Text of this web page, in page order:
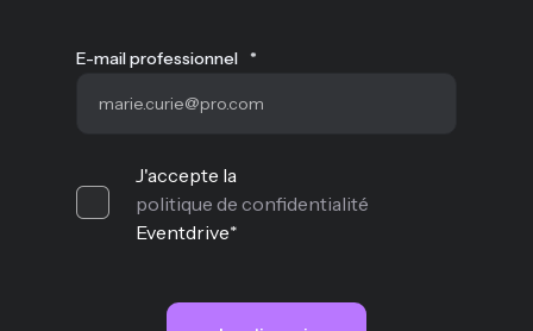
E-mail professionnel *
J'accepte la
politique de confidentialité
Eventdrive*